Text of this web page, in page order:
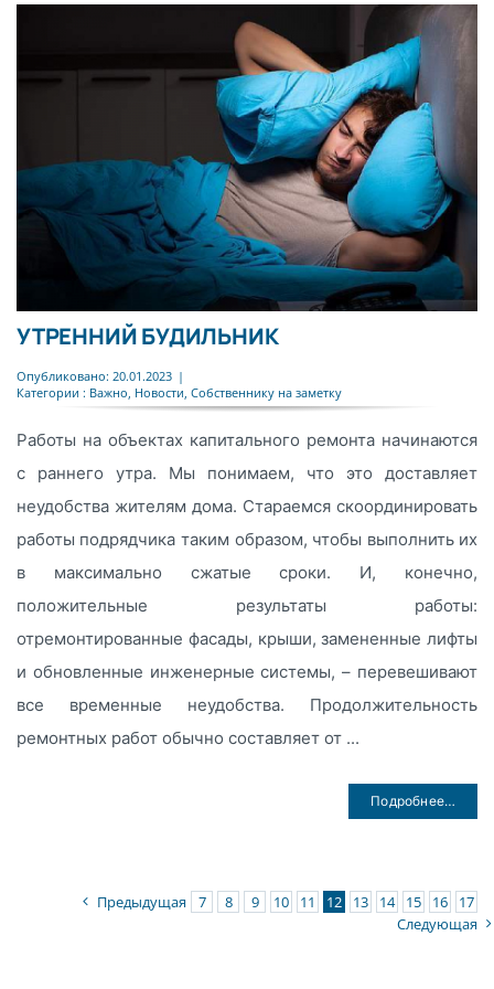
УТРЕННИЙ БУДИЛЬНИК
Опубликовано: 20.01.2023 |
Категории : Важно, Новости, Собственнику на заметку
Работы на объектах капитального ремонта начинаются
с раннего утра. Мы понимаем, что это доставляет
неудобства жителям дома. Стараемся скоординировать
работы подрядчика таким образом, чтобы выполнить их
в максимально сжатые сроки. И, конечно,
положительные результаты работы:
отремонтированные фасады, крыши, замененные лифты
и обновленные инженерные системы, – перевешивают
все временные неудобства. Продолжительность
ремонтных работ обычно составляет от ...
Подробнее…
Предыдущая 7 8 9 10 11 12 13 14 15 16
17
Следующая